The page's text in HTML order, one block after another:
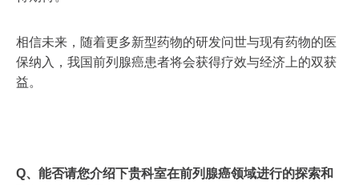
相信未来，随着更多新型药物的研发问世与现有药物的医
保纳入，我国前列腺癌患者将会获得疗效与经济上的双获
益。
Q、能否请您介绍下贵科室在前列腺癌领域进行的探索和